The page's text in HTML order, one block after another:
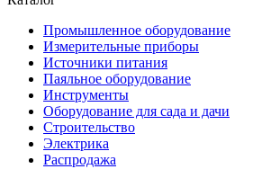
Промышленное оборудование
Измерительные приборы
Источники питания
Паяльное оборудование
Инструменты
Оборудование для сада и дачи
Строительство
Электрика
Распродажа